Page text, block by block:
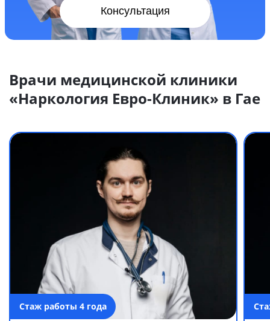
Консультация
Врачи медицинской клиники
«Наркология Евро-Клиник» в Гае
Стаж работы 4 года